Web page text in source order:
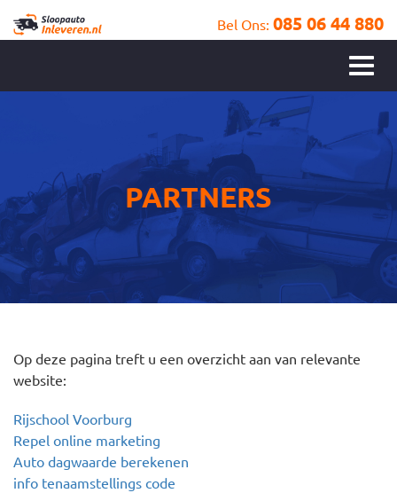
Bel Ons: 085 06 44 880
PARTNERS
Op deze pagina treft u een overzicht aan van relevante
website:
Rijschool Voorburg
Repel online marketing
Auto dagwaarde berekenen
info tenaamstellings code